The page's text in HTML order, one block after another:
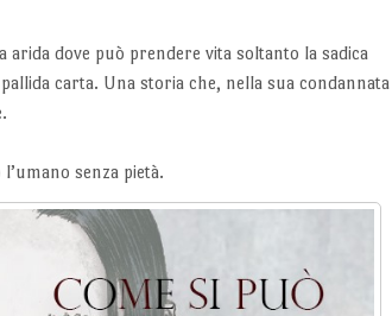
dove può prendere vita soltanto la sadica
carta. Una storia che, nella sua condannata
senza pietà.